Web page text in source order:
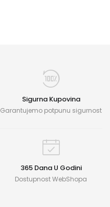
Sigurna Kupovina
Garantujemo potpunu sigurnost
365 Dana U Godini
Dostupnost WebShopa